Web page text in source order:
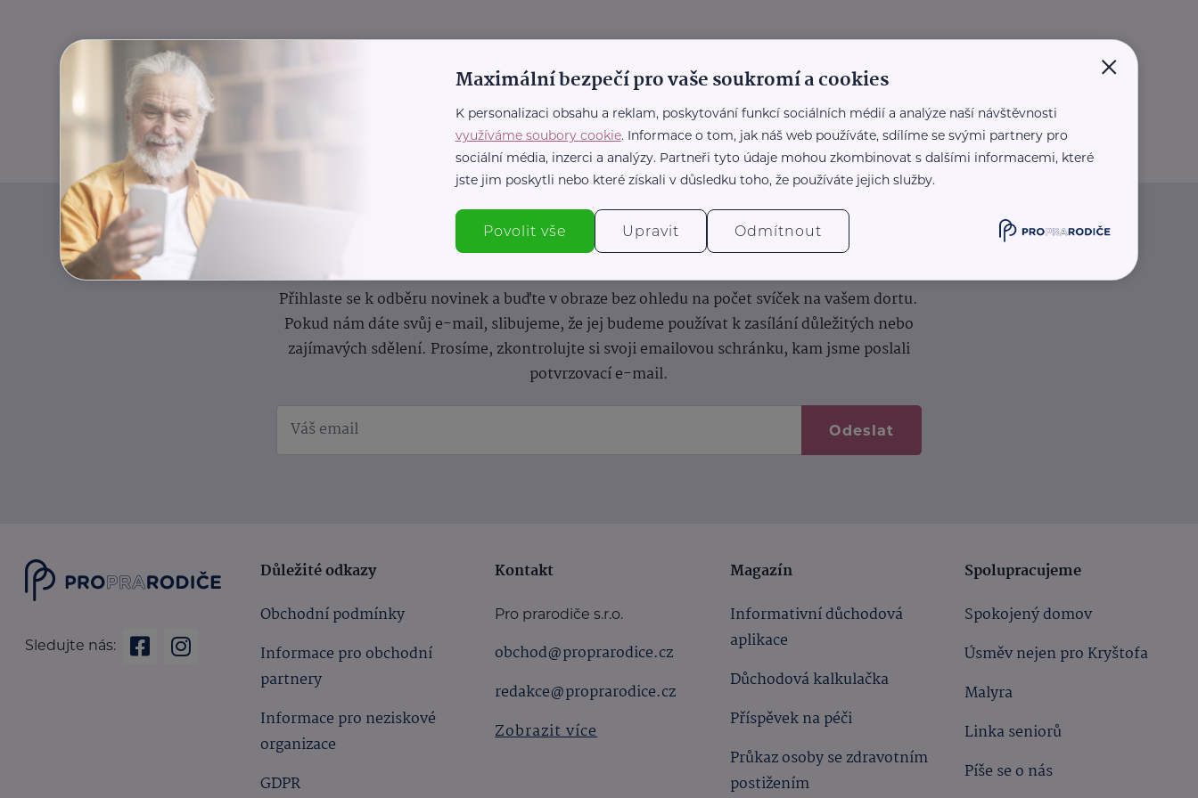
Informace(nejen)pro prarodiče
Přihlaste se k odběru novinek a buďte v obraze bez ohledu na počet svíček na vašem dortu.
Pokud nám dáte svůj e-mail, slibujeme, že jej budeme používat k zasílání důležitých nebo
zajímavých sdělení. Prosíme, zkontrolujte si svoji emailovou schránku, kam jsme poslali
potvrzovací e-mail.
Odeslat
Sledujte nás:
Důležité odkazy
Obchodní podmínky
Informace pro obchodní
partnery
Informace pro neziskové
organizace
GDPR
Kontakt
Pro prarodiče s.r.o.
obchod@proprarodice.cz
redakce@proprarodice.cz
Zobrazit více
Magazín
Informativní důchodová
aplikace
Důchodová kalkulačka
Příspěvek na péči
Průkaz osoby se zdravotním
postižením
Spolupracujeme
Spokojený domov
Úsměv nejen pro Kryštofa
Malyra
Linka seniorů
Píše se o nás
×
Maximální bezpečí pro vaše soukromí a cookies
K personalizaci obsahu a reklam, poskytování funkcí sociálních médií a analýze naší návštěvnosti
využíváme soubory cookie. Informace o tom, jak náš web používáte, sdílíme se svými partnery pro
sociální média, inzerci a analýzy. Partneři tyto údaje mohou zkombinovat s dalšími informacemi, které
jste jim poskytli nebo které získali v důsledku toho, že používáte jejich služby.
Povolit vše Upravit Odmítnout